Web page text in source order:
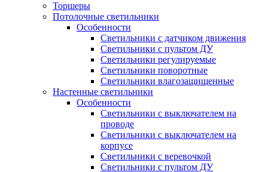
Торшеры
Потолочные светильники
Особенности
Светильники с датчиком движения
Светильники с пультом ДУ
Светильники регулируемые
Светильники поворотные
Светильники влагозащищенные
Настенные светильники
Особенности
Светильники с выключателем на
проводе
Светильники с выключателем на
корпусе
Светильники с веревочкой
Светильники с пультом ДУ